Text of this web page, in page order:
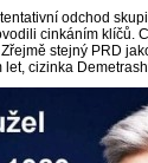
odchod
cinkáním klíčů.
stejný PRD
let, cizinka